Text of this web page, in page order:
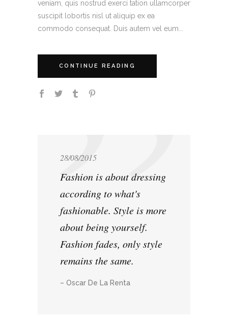
veniam, quis nostrud exerci tation ullamcorper
suscipit lobortis nisl ut aliquip ex ea
commodo consequat. Duis autem vel eum...
CONTINUE READING
28/08/2015
Fashion is about dressing
according to what's
fashionable. Style is more
about being yourself.
Fashion fades, only style
remains the same.
– Oscar De La Renta